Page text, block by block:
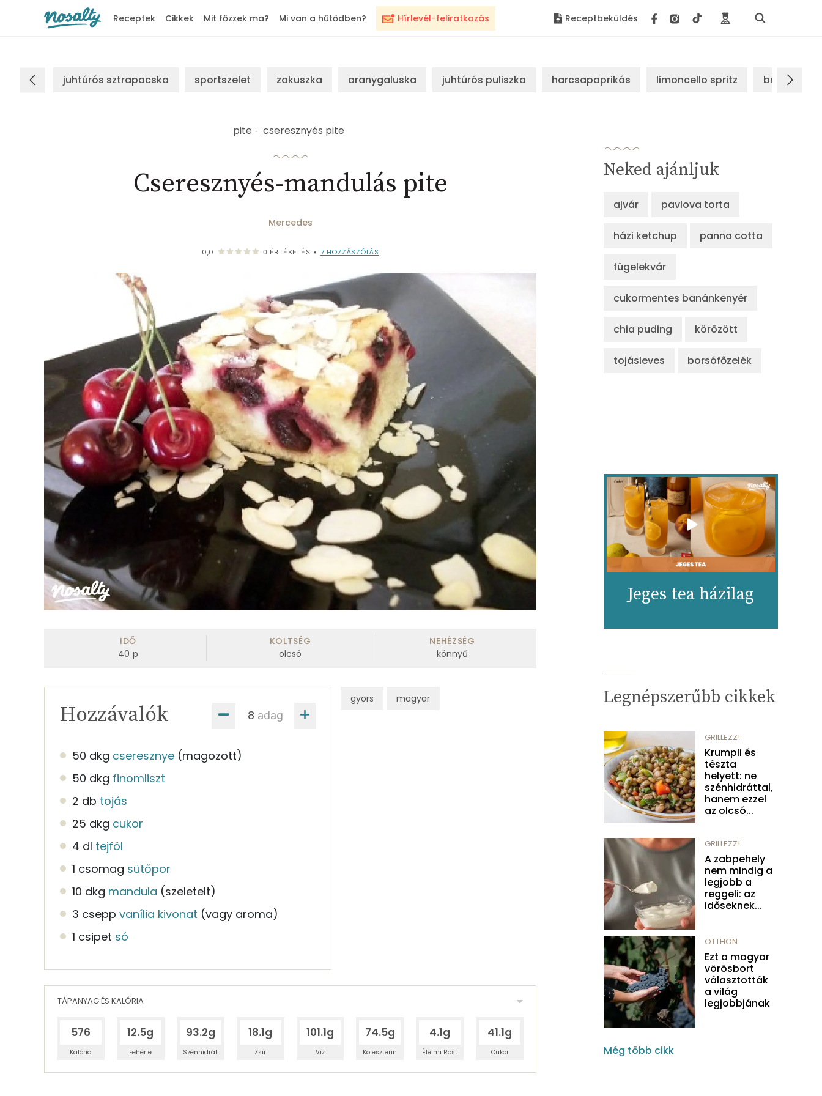
Hírlevél-feliratkozás
Receptek Cikkek Mit főzzek ma? Mi van a hűtődben? Receptbeküldés
juhtúrós sztrapacska sportszelet zakuszka aranygaluska juhtúrós puliszka harcsapaprikás limoncello spritz brassói
pite cseresznyés pite
Cseresznyés-mandulás pite
Mercedes
0,0 0 ÉRTÉKELÉS • 7 HOZZÁSZÓLÁS
IDŐ
40 p
KÖLTSÉG
olcsó
NEHÉZSÉG
könnyű
adag
Hozzávalók
50 dkg cseresznye (magozott)
50 dkg finomliszt
2 db tojás
25 dkg cukor
4 dl tejföl
1 csomag sütőpor
10 dkg mandula (szeletelt)
3 csepp vanília kivonat (vagy aroma)
1 csipet só
gyors magyar
TÁPANYAG ÉS KALÓRIA
576
Kalória
12.5g
Fehérje
93.2g
Szénhidrát
18.1g
Zsír
101.1g
Víz
74.5g
Koleszterin
4.1g
Élelmi Rost
41.1g
Cukor
Neked ajánljuk
ajvár pavlova torta
házi ketchup panna cotta
fügelekvár
cukormentes banánkenyér
chia puding körözött
tojásleves borsófőzelék
Jeges tea házilag
Legnépszerűbb cikkek
GRILLEZZ!
Krumpli és
tészta
helyett: ne
szénhidráttal,
hanem ezzel
az olcsó...
GRILLEZZ!
A zabpehely
nem mindig a
legjobb a
reggeli: az
időseknek...
OTTHON
Ezt a magyar
vörösbort
választották
a világ
legjobbjának
Még több cikk